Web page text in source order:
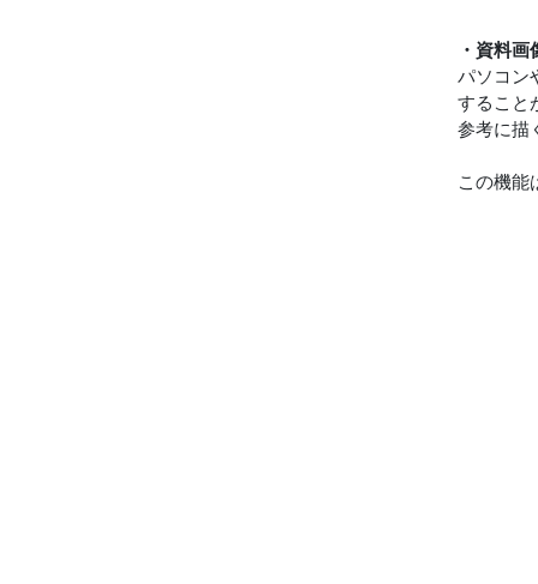
・資料
パソコン
すること
参考に描
この機能